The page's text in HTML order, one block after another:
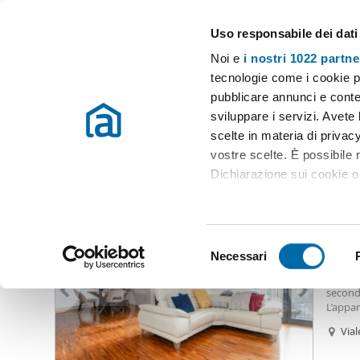
Uso responsabile dei dati
Noi e i nostri 1022
tecnologie come i cookie
pubblicare annunci e
sviluppare i servizi.
scelte in materia di
vostre scelte. È possibile
Dichiarazione sui cookie
Identificare il tuo
(impronte digitali).
Approfondisci come
dettagli. Puoi modificare
Utilizziamo i cookie per
e
e
z
i
Necessari
Case e appartamenti in affitto in tutta Italia
Scegli la zona
Affitto Milano Appartamenti Affitto Milano Affitto
Affitto stanza rogoredo milano Milano (40 immobili)